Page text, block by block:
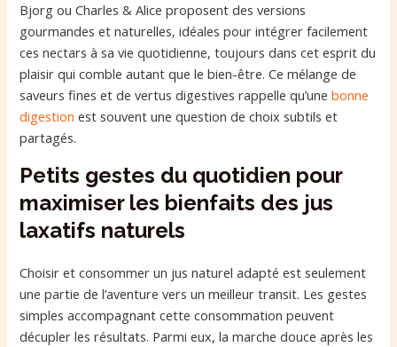
Bjorg ou Charles & Alice proposent des versions
gourmandes et naturelles, idéales pour intégrer facilement
ces nectars à sa vie quotidienne, toujours dans cet esprit du
plaisir qui comble autant que le bien-être. Ce mélange de
saveurs fines et de vertus digestives rappelle qu’unebonne
digestion est souvent une question de choix subtils et
partagés.
Petits gestes du quotidien pour
maximiser les bienfaits des jus
laxatifs naturels
Choisir et consommer un jus naturel adapté est seulement
une partie de l’aventure vers un meilleur transit. Les gestes
simples accompagnant cette consommation peuvent
décupler les résultats. Parmi eux, la marche douce après les